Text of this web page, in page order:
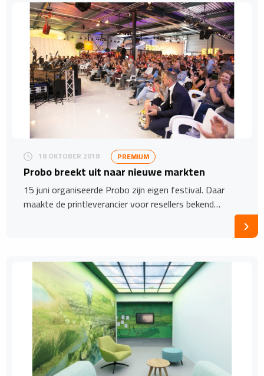
18 OKTOBER 2018 PREMIUM
Probo breekt uit naar nieuwe markten
15 juni organiseerde Probo zijn eigen festival. Daar
maakte de printleverancier voor resellers bekend…